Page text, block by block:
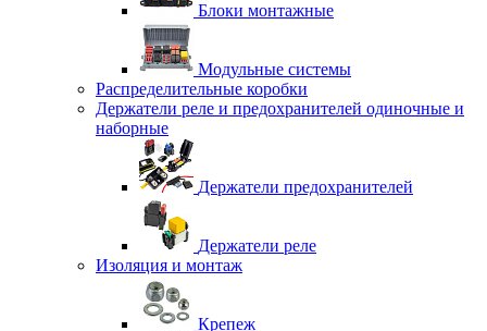
Блоки монтажные
Модульные системы
Распределительные коробки
Держатели реле и предохранителей одиночные и
наборные
Держатели предохранителей
Держатели реле
Изоляция и монтаж
Крепеж